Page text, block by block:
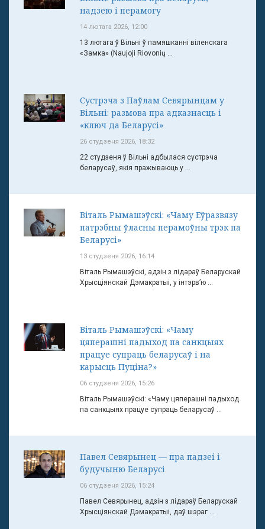
надзею і перамогу
14 лютага 2026, 12:00
13 лютага ў Вільні ў памяшканні віленскага
«Замка» (Naujoji Riovonių ...
Сустрэча з Паўлам Севярынцам у
Вільні: размова пра адказнасць і
«ключ да Беларусі»
26 студзеня 2026, 18:32
22 студзеня ў Вільні адбылася сустрэча
беларусаў, якія пражываюць у ...
Віталь Рымашэўскі: «Чаму Еўразвязу
патрэбны ўласны перамоўны трэк па
Беларусі»
13 студзеня 2026, 16:14
Віталь Рымашэўскі, адзін з лідараў Беларускай
Хрысціянскай Дэмакратыі, у інтэрв’ю ...
Віталь Рымашэўскі: «Чаму
цяперашні падыход па санкцыях
працуе супраць беларусаў і на
карысць Пуціна?»
06 студзеня 2026, 15:26
Віталь Рымашэўскі: «Чаму цяперашні падыход
па санкцыях працуе супраць беларусаў ...
Павел Севярынец — пра падзеі і
будучыню Беларусі
06 студзеня 2026, 15:24
Павел Севярынец, адзін з лідараў Беларускай
Хрысціянскай Дэмакратыі, даў шэраг ...